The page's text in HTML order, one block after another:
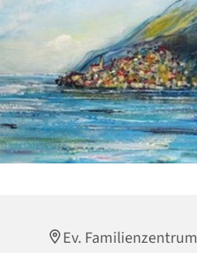
Ev. Familienzentrum